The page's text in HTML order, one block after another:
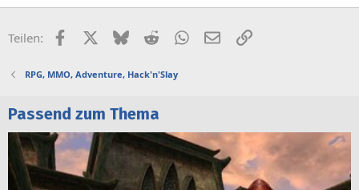
Teilen: FacebookX (Twitter)
BlueskyRedditWhatsApp
E-MailLink
RPG, MMO, Adventure, Hack'n'Slay
Passend zum Thema